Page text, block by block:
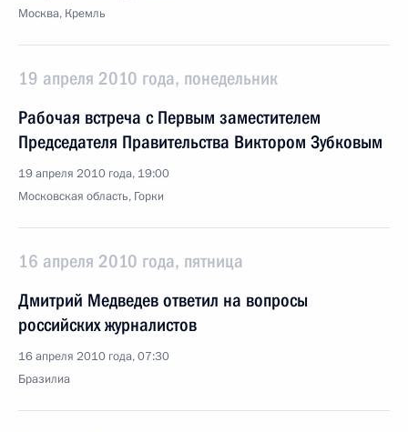
Москва, Кремль
19 апреля 2010 года, понедельник
Рабочая встреча с Первым заместителем
Председателя Правительства Виктором Зубковым
19 апреля 2010 года, 19:00
Московская область, Горки
16 апреля 2010 года, пятница
Дмитрий Медведев ответил на вопросы
российских журналистов
16 апреля 2010 года, 07:30
Бразилиа